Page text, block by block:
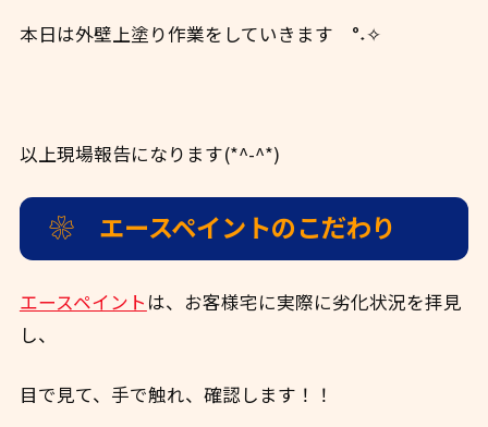
本日は外壁上塗り作業をしていきます °˖✧
以上現場報告になります(*^-^*)
❀ エースペイントのこだわり
エースペイント は、お客様宅に実際に劣化状況を拝見
し、
目で見て、手で触れ、確認します！！